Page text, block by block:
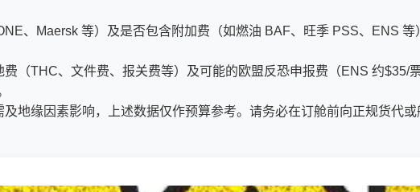
、Maersk 等）及是否包含附加费（如燃油 BAF、旺季 PSS、ENS
（THC、文件费、报关费等）及可能的欧盟反恐申报费（ENS 约$35/
地缘因素影响，上述数据仅作预算参考。请务必在订舱前向正规货代